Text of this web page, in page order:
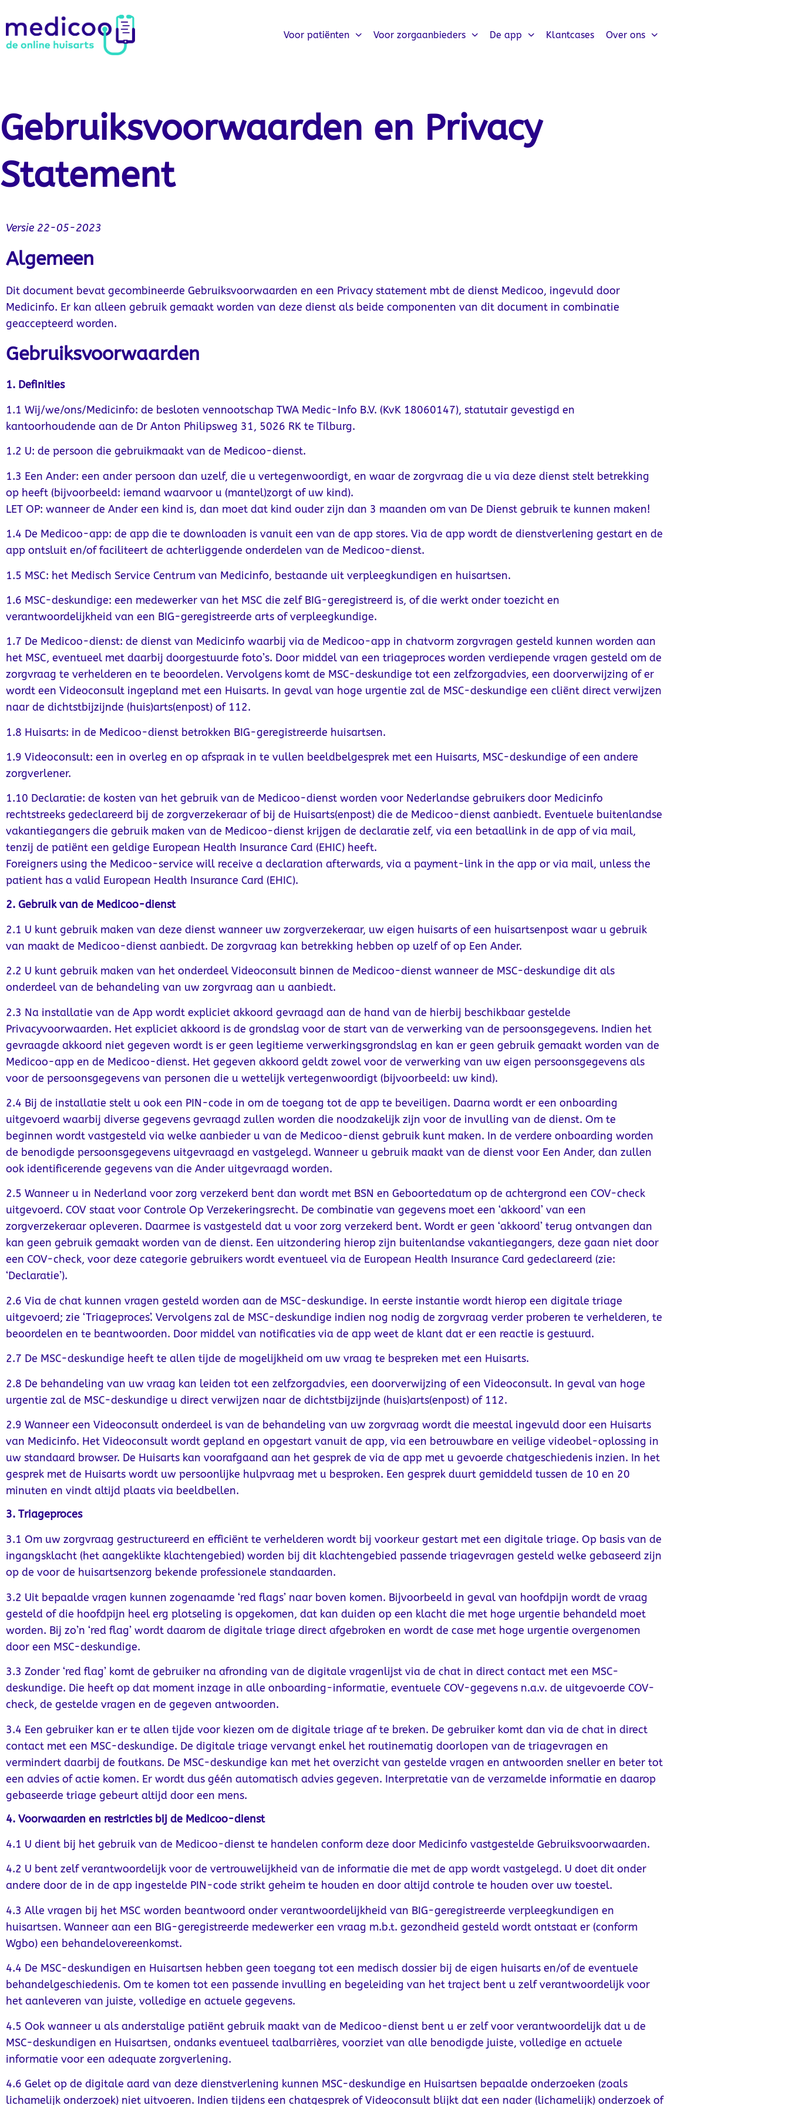
Voor patiënten Voor zorgaanbieders De app Klantcases Over ons
Gebruiksvoorwaarden en Privacy
Statement
Versie 22-05-2023
Algemeen
Dit document bevat gecombineerde Gebruiksvoorwaarden en een Privacy statement mbt de dienst Medicoo, ingevuld door
Medicinfo. Er kan alleen gebruik gemaakt worden van deze dienst als beide componenten van dit document in combinatie
geaccepteerd worden.
Gebruiksvoorwaarden
1. Definities
1.1 Wij/we/ons/Medicinfo: de besloten vennootschap TWA Medic-Info B.V. (KvK 18060147), statutair gevestigd en
kantoorhoudende aan de Dr Anton Philipsweg 31, 5026 RK te Tilburg.
1.2 U: de persoon die gebruikmaakt van de Medicoo-dienst.
1.3 Een Ander: een ander persoon dan uzelf, die u vertegenwoordigt, en waar de zorgvraag die u via deze dienst stelt betrekking
op heeft (bijvoorbeeld: iemand waarvoor u (mantel)zorgt of uw kind).
LET OP: wanneer de Ander een kind is, dan moet dat kind ouder zijn dan 3 maanden om van De Dienst gebruik te kunnen maken!
1.4 De Medicoo-app: de app die te downloaden is vanuit een van de app stores. Via de app wordt de dienstverlening gestart en de
app ontsluit en/of faciliteert de achterliggende onderdelen van de Medicoo-dienst.
1.5 MSC: het Medisch Service Centrum van Medicinfo, bestaande uit verpleegkundigen en huisartsen.
1.6 MSC-deskundige: een medewerker van het MSC die zelf BIG-geregistreerd is, of die werkt onder toezicht en
verantwoordelijkheid van een BIG-geregistreerde arts of verpleegkundige.
1.7 De Medicoo-dienst: de dienst van Medicinfo waarbij via de Medicoo-app in chatvorm zorgvragen gesteld kunnen worden aan
het MSC, eventueel met daarbij doorgestuurde foto’s. Door middel van een triageproces worden verdiepende vragen gesteld om de
zorgvraag te verhelderen en te beoordelen. Vervolgens komt de MSC-deskundige tot een zelfzorgadvies, een doorverwijzing of er
wordt een Videoconsult ingepland met een Huisarts. In geval van hoge urgentie zal de MSC-deskundige een cliënt direct verwijzen
naar de dichtstbijzijnde (huis)arts(enpost) of 112.
1.8 Huisarts: in de Medicoo-dienst betrokken BIG-geregistreerde huisartsen.
1.9 Videoconsult: een in overleg en op afspraak in te vullen beeldbelgesprek met een Huisarts, MSC-deskundige of een andere
zorgverlener.
1.10 Declaratie: de kosten van het gebruik van de Medicoo-dienst worden voor Nederlandse gebruikers door Medicinfo
rechtstreeks gedeclareerd bij de zorgverzekeraar of bij de Huisarts(enpost) die de Medicoo-dienst aanbiedt. Eventuele buitenlandse
vakantiegangers die gebruik maken van de Medicoo-dienst krijgen de declaratie zelf, via een betaallink in de app of via mail,
tenzij de patiënt een geldige European Health Insurance Card (EHIC) heeft.
Foreigners using the Medicoo-service will receive a declaration afterwards, via a payment-link in the app or via mail, unless the
patient has a valid European Health Insurance Card (EHIC).
2. Gebruik van de Medicoo-dienst
2.1 U kunt gebruik maken van deze dienst wanneer uw zorgverzekeraar, uw eigen huisarts of een huisartsenpost waar u gebruik
van maakt de Medicoo-dienst aanbiedt. De zorgvraag kan betrekking hebben op uzelf of op Een Ander.
2.2 U kunt gebruik maken van het onderdeel Videoconsult binnen de Medicoo-dienst wanneer de MSC-deskundige dit als
onderdeel van de behandeling van uw zorgvraag aan u aanbiedt.
2.3 Na installatie van de App wordt expliciet akkoord gevraagd aan de hand van de hierbij beschikbaar gestelde
Privacyvoorwaarden. Het expliciet akkoord is de grondslag voor de start van de verwerking van de persoonsgegevens. Indien het
gevraagde akkoord niet gegeven wordt is er geen legitieme verwerkingsgrondslag en kan er geen gebruik gemaakt worden van de
Medicoo-app en de Medicoo-dienst. Het gegeven akkoord geldt zowel voor de verwerking van uw eigen persoonsgegevens als
voor de persoonsgegevens van personen die u wettelijk vertegenwoordigt (bijvoorbeeld: uw kind).
2.4 Bij de installatie stelt u ook een PIN-code in om de toegang tot de app te beveiligen. Daarna wordt er een onboarding
uitgevoerd waarbij diverse gegevens gevraagd zullen worden die noodzakelijk zijn voor de invulling van de dienst. Om te
beginnen wordt vastgesteld via welke aanbieder u van de Medicoo-dienst gebruik kunt maken. In de verdere onboarding worden
de benodigde persoonsgegevens uitgevraagd en vastgelegd. Wanneer u gebruik maakt van de dienst voor Een Ander, dan zullen
ook identificerende gegevens van die Ander uitgevraagd worden.
2.5 Wanneer u in Nederland voor zorg verzekerd bent dan wordt met BSN en Geboortedatum op de achtergrond een COV-check
uitgevoerd. COV staat voor Controle Op Verzekeringsrecht. De combinatie van gegevens moet een ‘akkoord’ van een
zorgverzekeraar opleveren. Daarmee is vastgesteld dat u voor zorg verzekerd bent. Wordt er geen ‘akkoord’ terug ontvangen dan
kan geen gebruik gemaakt worden van de dienst. Een uitzondering hierop zijn buitenlandse vakantiegangers, deze gaan niet door
een COV-check, voor deze categorie gebruikers wordt eventueel via de European Health Insurance Card gedeclareerd (zie:
‘Declaratie’).
2.6 Via de chat kunnen vragen gesteld worden aan de MSC-deskundige. In eerste instantie wordt hierop een digitale triage
uitgevoerd; zie ‘Triageproces’. Vervolgens zal de MSC-deskundige indien nog nodig de zorgvraag verder proberen te verhelderen, te
beoordelen en te beantwoorden. Door middel van notificaties via de app weet de klant dat er een reactie is gestuurd.
2.7 De MSC-deskundige heeft te allen tijde de mogelijkheid om uw vraag te bespreken met een Huisarts.
2.8 De behandeling van uw vraag kan leiden tot een zelfzorgadvies, een doorverwijzing of een Videoconsult. In geval van hoge
urgentie zal de MSC-deskundige u direct verwijzen naar de dichtstbijzijnde (huis)arts(enpost) of 112.
2.9 Wanneer een Videoconsult onderdeel is van de behandeling van uw zorgvraag wordt die meestal ingevuld door een Huisarts
van Medicinfo. Het Videoconsult wordt gepland en opgestart vanuit de app, via een betrouwbare en veilige videobel-oplossing in
uw standaard browser. De Huisarts kan voorafgaand aan het gesprek de via de app met u gevoerde chatgeschiedenis inzien. In het
gesprek met de Huisarts wordt uw persoonlijke hulpvraag met u besproken. Een gesprek duurt gemiddeld tussen de 10 en 20
minuten en vindt altijd plaats via beeldbellen.
3. Triageproces
3.1 Om uw zorgvraag gestructureerd en efficiënt te verhelderen wordt bij voorkeur gestart met een digitale triage. Op basis van de
ingangsklacht (het aangeklikte klachtengebied) worden bij dit klachtengebied passende triagevragen gesteld welke gebaseerd zijn
op de voor de huisartsenzorg bekende professionele standaarden.
3.2 Uit bepaalde vragen kunnen zogenaamde ‘red flags’ naar boven komen. Bijvoorbeeld in geval van hoofdpijn wordt de vraag
gesteld of die hoofdpijn heel erg plotseling is opgekomen, dat kan duiden op een klacht die met hoge urgentie behandeld moet
worden. Bij zo’n ‘red flag’ wordt daarom de digitale triage direct afgebroken en wordt de case met hoge urgentie overgenomen
door een MSC-deskundige.
3.3 Zonder ‘red flag’ komt de gebruiker na afronding van de digitale vragenlijst via de chat in direct contact met een MSC-
deskundige. Die heeft op dat moment inzage in alle onboarding-informatie, eventuele COV-gegevens n.a.v. de uitgevoerde COV-
check, de gestelde vragen en de gegeven antwoorden.
3.4 Een gebruiker kan er te allen tijde voor kiezen om de digitale triage af te breken. De gebruiker komt dan via de chat in direct
contact met een MSC-deskundige. De digitale triage vervangt enkel het routinematig doorlopen van de triagevragen en
vermindert daarbij de foutkans. De MSC-deskundige kan met het overzicht van gestelde vragen en antwoorden sneller en beter tot
een advies of actie komen. Er wordt dus géén automatisch advies gegeven. Interpretatie van de verzamelde informatie en daarop
gebaseerde triage gebeurt altijd door een mens.
4. Voorwaarden en restricties bij de Medicoo-dienst
4.1 U dient bij het gebruik van de Medicoo-dienst te handelen conform deze door Medicinfo vastgestelde Gebruiksvoorwaarden.
4.2 U bent zelf verantwoordelijk voor de vertrouwelijkheid van de informatie die met de app wordt vastgelegd. U doet dit onder
andere door de in de app ingestelde PIN-code strikt geheim te houden en door altijd controle te houden over uw toestel.
4.3 Alle vragen bij het MSC worden beantwoord onder verantwoordelijkheid van BIG-geregistreerde verpleegkundigen en
huisartsen. Wanneer aan een BIG-geregistreerde medewerker een vraag m.b.t. gezondheid gesteld wordt ontstaat er (conform
Wgbo) een behandelovereenkomst.
4.4 De MSC-deskundigen en Huisartsen hebben geen toegang tot een medisch dossier bij de eigen huisarts en/of de eventuele
behandelgeschiedenis. Om te komen tot een passende invulling en begeleiding van het traject bent u zelf verantwoordelijk voor
het aanleveren van juiste, volledige en actuele gegevens.
4.5 Ook wanneer u als anderstalige patiënt gebruik maakt van de Medicoo-dienst bent u er zelf voor verantwoordelijk dat u de
MSC-deskundigen en Huisartsen, ondanks eventueel taalbarrières, voorziet van alle benodigde juiste, volledige en actuele
informatie voor een adequate zorgverlening.
4.6 Gelet op de digitale aard van deze dienstverlening kunnen MSC-deskundige en Huisartsen bepaalde onderzoeken (zoals
lichamelijk onderzoek) niet uitvoeren. Indien tijdens een chatgesprek of Videoconsult blijkt dat een nader (lichamelijk) onderzoek of